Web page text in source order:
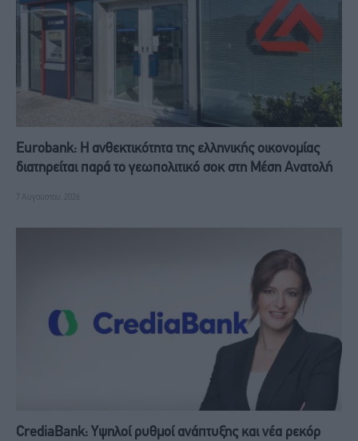
Eurobank: Η ανθεκτικότητα της ελληνικής οικονομίας
διατηρείται παρά το γεωπολιτικό σοκ στη Μέση Ανατολή
7 Αυγούστου, 2026
CrediaBank: Υψηλοί ρυθμοί ανάπτυξης και νέα ρεκόρ